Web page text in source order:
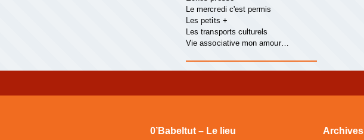
Le mercredi c'est permis
Les petits +
Les transports culturels
Vie associative mon amour…
0’Babeltut – Le lieu Archives